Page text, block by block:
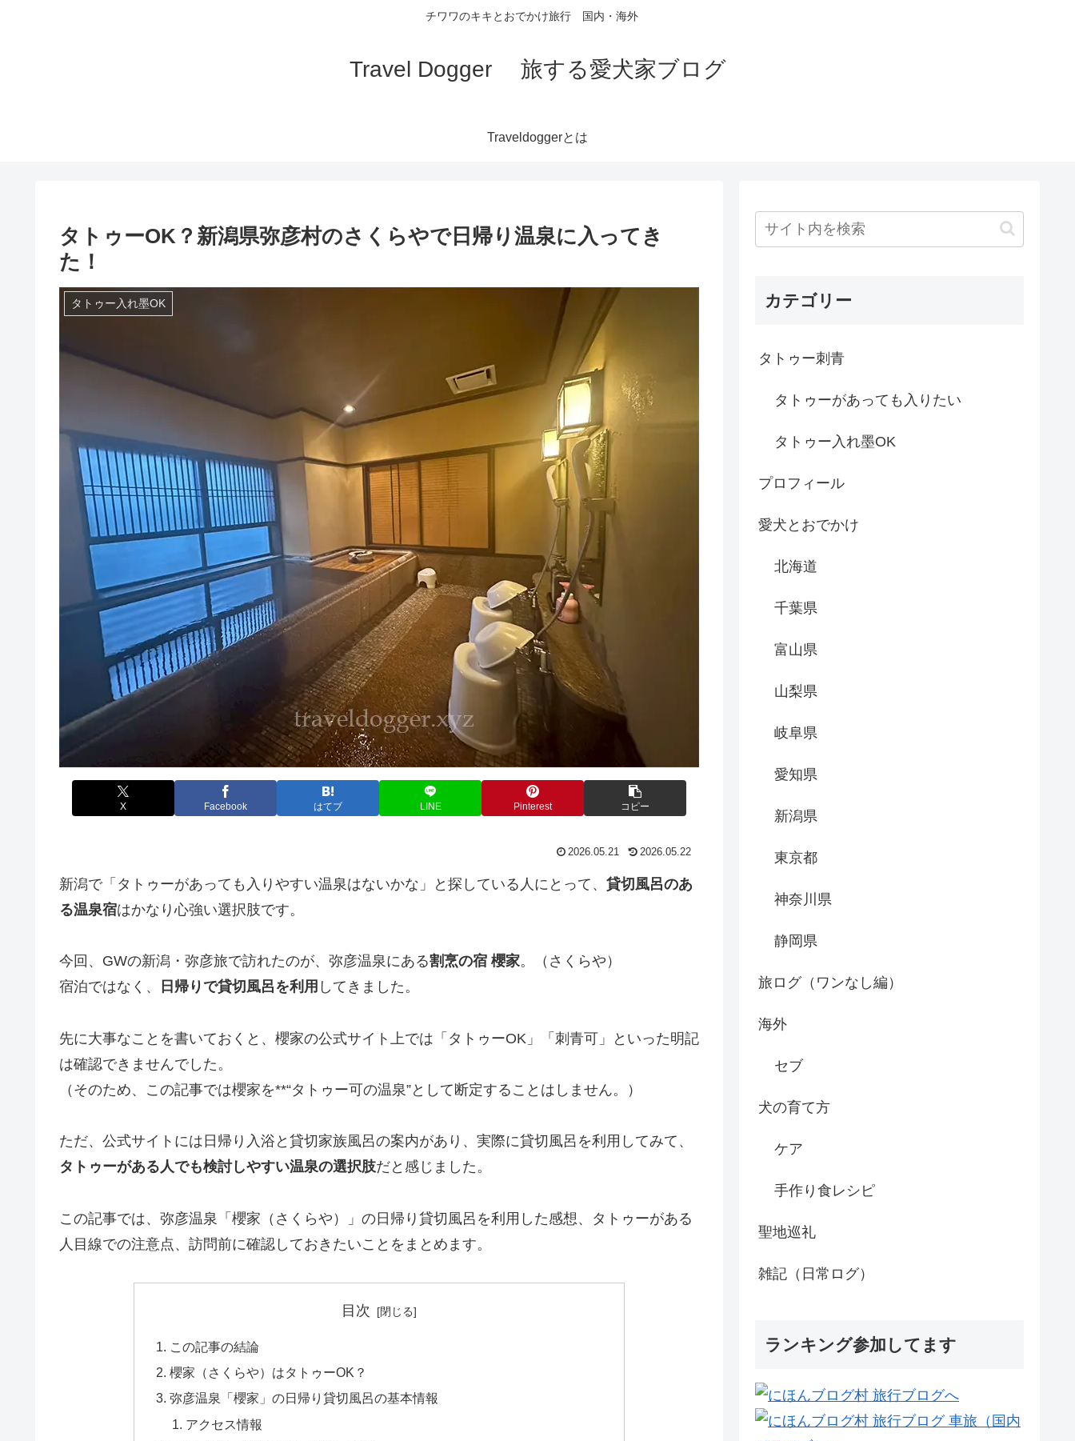
チワワのキキとおでかけ旅行 国内・海外
Travel Dogger 旅する愛犬家ブログ
Traveldoggerとは
タトゥーOK？新潟県弥彦村のさくらやで日帰り温泉に入ってき
た！
タトゥー入れ墨OK
X Facebook はてブ LINE Pinterest コピー
2026.05.21 2026.05.22
新潟で「タトゥーがあっても入りやすい温泉はないかな」と探している人にとって、 貸切風呂のあ
る温泉宿はかなり心強い選択肢です。
今回、GWの新潟・弥彦旅で訪れたのが、弥彦温泉にある割烹の宿 櫻家。（さくらや）
宿泊ではなく、
日帰りで貸切風呂を利用 してきました。
先に大事なことを書いておくと、櫻家の公式サイト上では「タトゥーOK」「刺青可」といった明記
は確認できませんでした。
（そのため、この記事では櫻家を**“タトゥー可の温泉”として断定することはしません。）
ただ、公式サイトには日帰り入浴と貸切家族風呂の案内があり、実際に貸切風呂を利用してみて、
タトゥーがある人でも検討しやすい温泉の選択肢だと感じました。
この記事では、弥彦温泉「櫻家（さくらや）」の日帰り貸切風呂を利用した感想、タトゥーがある
人目線での注意点、訪問前に確認しておきたいことをまとめます。
目次
この記事の結論
櫻家（さくらや）はタトゥーOK？
弥彦温泉「櫻家」の日帰り貸切風呂の基本情報
アクセス情報
カテゴリー
タトゥー刺青
タトゥーがあっても入りたい
タトゥー入れ墨OK
プロフィール
愛犬とおでかけ
北海道
千葉県
富山県
山梨県
岐阜県
愛知県
新潟県
東京都
神奈川県
静岡県
旅ログ（ワンなし編）
海外
セブ
犬の育て方
ケア
手作り食レシピ
聖地巡礼
雑記（日常ログ）
ランキング参加してます